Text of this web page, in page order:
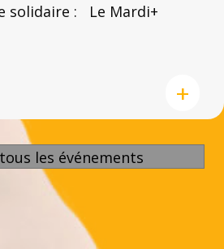
solidaire : Le Mardi+
+
les événements